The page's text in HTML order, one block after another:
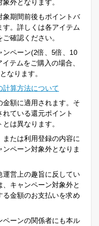
外となります。
象期間前後もポイントバ
す。詳しくは各アイテム
確認ください。
ンペーン(2倍、5倍、10
テムをご購入の場合、
なります。
計算方法について
金額に適用されます。そ
ている還元ポイント
は異なります。
または利用登録の内容に
ペーン対象外となりま
運営上の趣旨に反してい
キャンペーン対象外と
る金額のお支払いを求め
ペーンの関係者にも本ル